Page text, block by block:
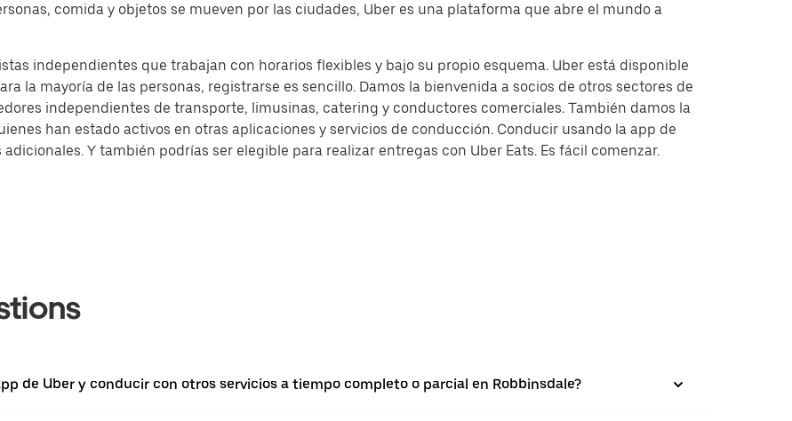
comida y objetos se mueven por las ciudades, Uber es una plataforma que abre el mundo a
independientes que trabajan con horarios flexibles y bajo su propio esquema. Uber está disponible
la mayoría de las personas, registrarse es sencillo. Damos la bienvenida a socios de otros sectores de
independientes de transporte, limusinas, catering y conductores comerciales. También damos la
han estado activos en otras aplicaciones y servicios de conducción. Conducir usando la app de
Y también podrías ser elegible para realizar entregas con Uber Eats. Es fácil comenzar.
de Uber y conducir con otros servicios a tiempo completo o parcial en Robbinsdale?